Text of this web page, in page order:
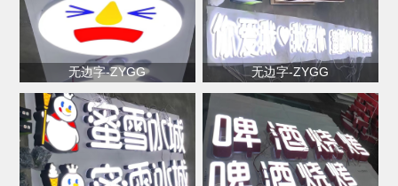
无边字-ZYGG 无边字-ZYGG